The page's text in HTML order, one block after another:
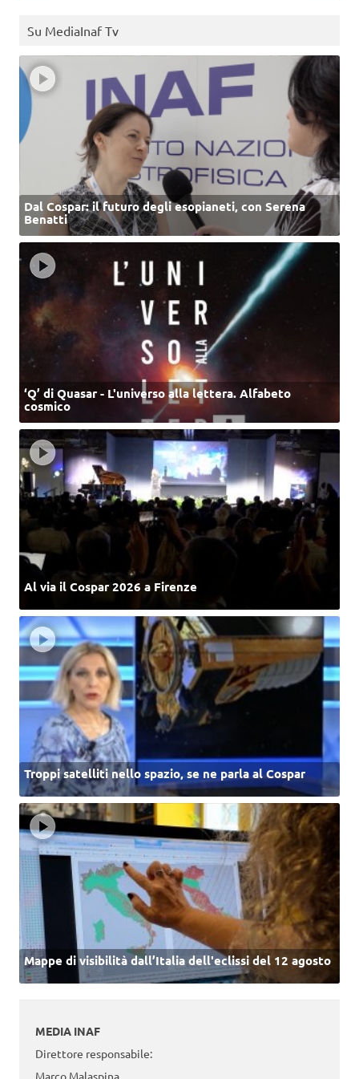
Su MediaInaf Tv
Dal Cospar: il futuro degli esopianeti, con Serena
Benatti
‘Q’ di Quasar - L'universo alla lettera. Alfabeto
cosmico
Al via il Cospar 2026 a Firenze
Troppi satelliti nello spazio, se ne parla al Cospar
Mappe di visibilità dall’Italia dell'eclissi del 12 agosto
MEDIA INAF
Direttore responsabile:
Marco Malaspina